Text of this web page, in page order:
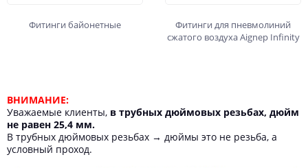
Фитинги байонетные
Фитинги для пневмолиний
сжатого воздуха Aignep Infinity
ВНИМАНИЕ:
Уважаемые клиенты, в трубных дюймовых резьбах, дюйм
не равен 25,4 мм.
В трубных дюймовых резьбах → дюймы это не резьба, а
условный проход.